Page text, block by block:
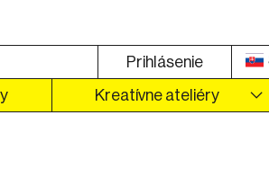
Prihlásenie
Kreatívne ateliéry